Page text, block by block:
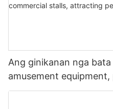
Ang ginikanan nga
amusement
amusement vehicles,